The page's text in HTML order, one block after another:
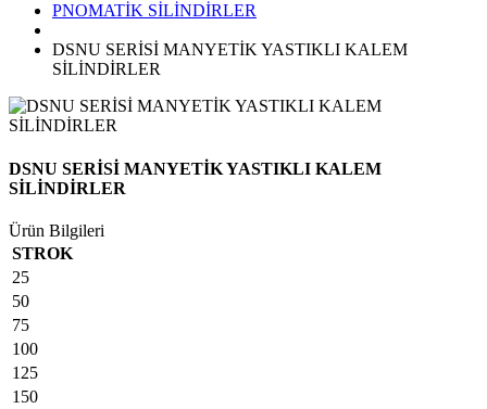
PNOMATİK SİLİNDİRLER
DSNU SERİSİ MANYETİK YASTIKLI KALEM
SİLİNDİRLER
DSNU SERİSİ MANYETİK YASTIKLI KALEM
SİLİNDİRLER
Ürün Bilgileri
STROK
25
50
75
100
125
150